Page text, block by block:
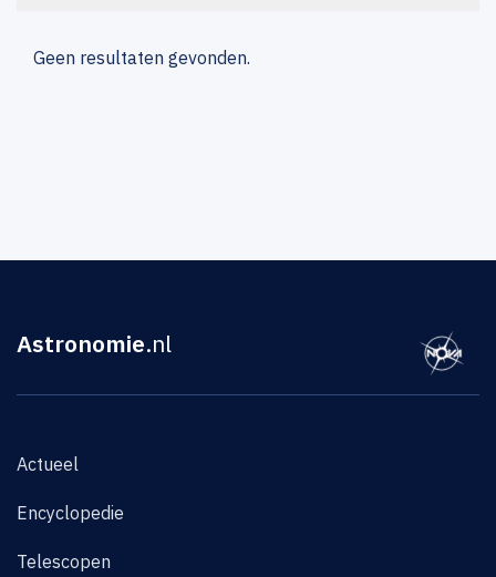
Geen resultaten gevonden.
Astronomie.nl
Actueel
Encyclopedie
Telescopen